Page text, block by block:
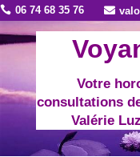
 06 74 68 35 76 
Votre
consultations
Valérie